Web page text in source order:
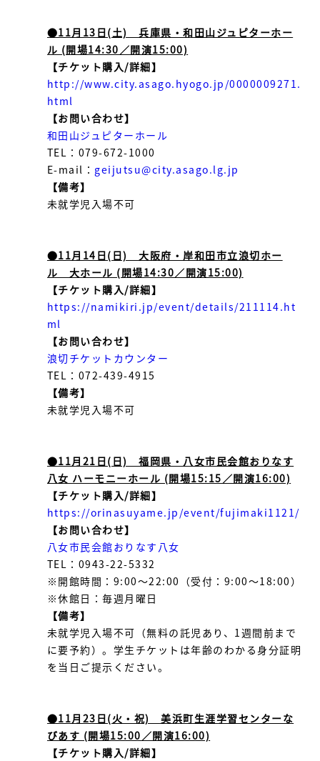
●11月13日(土) 兵庫県・和田山ジュピターホー
ル (開場14:30／開演15:00)
【チケット購入/詳細】
http://www.city.asago.hyogo.jp/0000009271.
html
【お問い合わせ】
和田山ジュピターホール
TEL：079-672-1000​
E-mail： geijutsu@city.asago.lg.jp
【備考】
未就学児入場不可
●11月14日(日) 大阪府・岸和田市立浪切ホー
ル 大ホール (開場14:30／開演15:00)
【チケット購入/詳細】
https://namikiri.jp/event/details/211114.ht
ml
【お問い合わせ】
浪切チケットカウンター
TEL：072-439-4915
【備考】
未就学児入場不可
●11月21日(日) 福岡県・八女市民会館おりなす
八女 ハーモニーホール (開場15:15／開演16:00)
【チケット購入/詳細】
https://orinasuyame.jp/event/fujimaki1121/
【お問い合わせ】
八女市民会館おりなす八女
TEL：0943-22-5332
※開館時間：9:00〜22:00（受付：9:00〜18:00）
※休館日：毎週月曜日
【備考】
未就学児入場不可（無料の託児あり、1週間前まで
に要予約）。学生チケットは年齢のわかる身分証明
を当日ご提示ください。
●11月23日(火・祝) 美浜町生涯学習センターな
びあす (開場15:00／開演16:00)
【チケット購入/詳細】